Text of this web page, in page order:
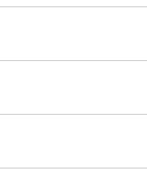
(start
to